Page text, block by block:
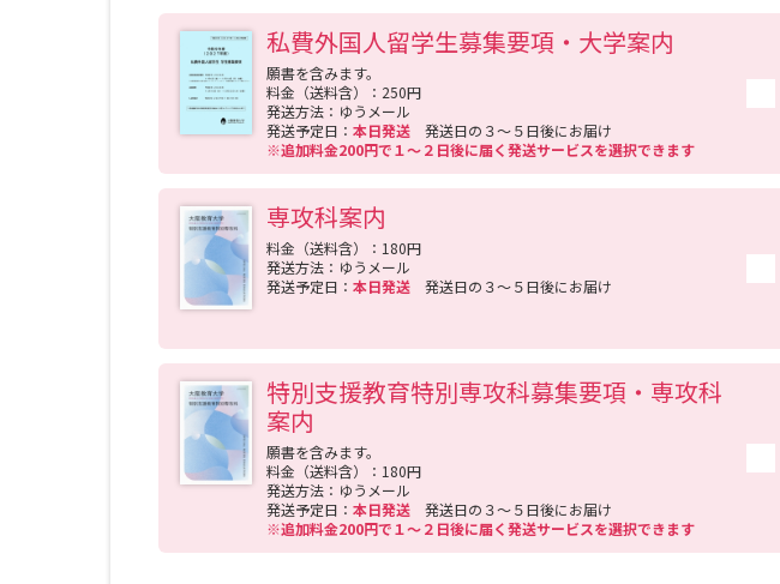
私費外国人留学生募集要項・大学案内
願書を含みます。
料金（送料含）：250円
発送方法：ゆうメール
発送予定日： 本日発送 発送日の３～５日後にお届け
※追加料金200円で１～２日後に届く発送サービスを選択できます
専攻科案内
料金（送料含）：180円
発送方法：ゆうメール
発送予定日： 本日発送 発送日の３～５日後にお届け
特別支援教育特別専攻科募集要項・専攻科
案内
願書を含みます。
料金（送料含）：180円
発送方法：ゆうメール
発送予定日： 本日発送 発送日の３～５日後にお届け
※追加料金200円で１～２日後に届く発送サービスを選択できます